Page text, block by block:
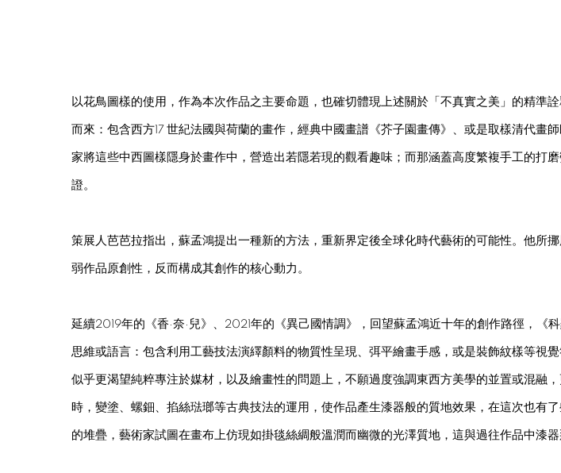
以花鳥圖樣的使用，作為本次作品之主要命題，也確切體現上述關於「不真實之美」的精準
而來：包含西方17 世紀法國與荷蘭的畫作，經典中國畫譜《芥子園畫傳》、或是取樣清代
家將這些中西圖樣隱身於畫作中，營造出若隱若現的觀看趣味；而那涵蓋高度繁複手工的打
證。
策展人芭芭拉指出，蘇孟鴻提出一種新的方法，重新界定後全球化時代藝術的可能性。他所
弱作品原創性，反而構成其創作的核心動力。
延續2019年的《香·奈·兒》、2021年的《異己國情調》，回望蘇孟鴻近十年的創作路徑，
思維或語言：包含利用工藝技法演繹顏料的物質性呈現、弭平繪畫手感，或是裝飾紋樣等視
似乎更渴望純粹專注於媒材，以及繪畫性的問題上，不願過度強調東西方美學的並置或混融
時，變塗、螺鈿、掐絲琺瑯等古典技法的運用，使作品產生漆器般的質地效果，在這次也有
的堆疊，藝術家試圖在畫布上仿現如掛毯絲綢般溫潤而幽微的光澤質地，這與過往作品中漆